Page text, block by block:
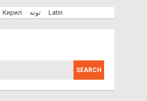
Кирил توتە Latin